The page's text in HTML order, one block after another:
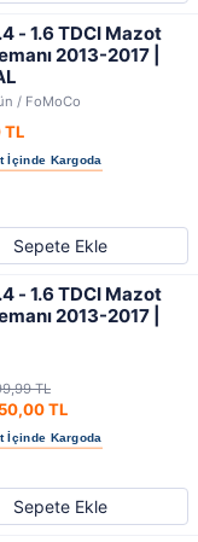
- 1.6 TDCI Mazot
2013-2017 |
/ FoMoCo
TL
Sepete Ekle
- 1.6 TDCI Mazot
2013-2017 |
TL
TL
Sepete Ekle